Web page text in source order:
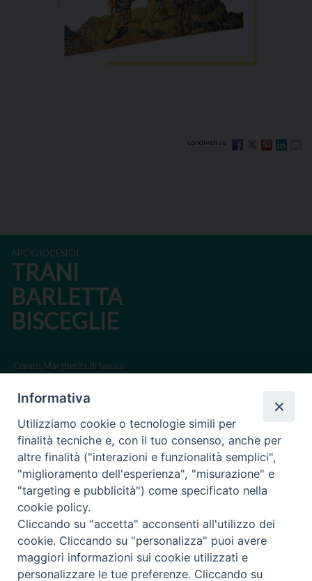
ARCIDIOCESI DI
TRANI
BARLETTA
BISCEGLIE
Corato, Margherita di Savoia,
Regione ecclesiastica Puglia
Via Beltrani, 9
76125 Trani BT
Centralino Tel. 0883 494211
Cancelleria Tel. 0883 494204
cancelleria@arcidiocesitrani.it
Informativa
Utilizziamo cookie o tecnologie simili per
finalità tecniche e, con il tuo consenso, anche per
altre finalità ("interazioni e funzionalità semplici",
"miglioramento dell'esperienza", "misurazione" e
"targeting e pubblicità") come specificato nella
cookie policy.
Cliccando su "accetta" acconsenti all'utilizzo dei
cookie. Cliccando su "personalizza" puoi avere
maggiori informazioni sui cookie utilizzati e
personalizzare le tue preferenze. Cliccando su